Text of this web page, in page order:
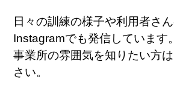
日々の訓練の様子や利用者さ
Instagramでも発信しています。
事業所の雰囲気を知りたい方
さい。